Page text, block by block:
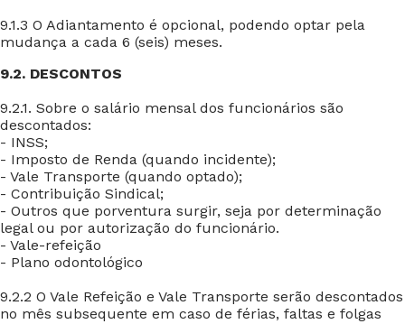
9.1.3 O Adiantamento é opcional, podendo optar pela
mudança a cada 6 (seis) meses.
9.2. DESCONTOS
9.2.1. Sobre o salário mensal dos funcionários são
descontados:
- INSS;
- Imposto de Renda (quando incidente);
- Vale Transporte (quando optado);
- Contribuição Sindical;
- Outros que porventura surgir, seja por determinação
legal ou por autorização do funcionário.
- Vale-refeição
- Plano odontológico
9.2.2 O Vale Refeição e Vale Transporte serão descontados
no mês subsequente em caso de férias, faltas e folgas